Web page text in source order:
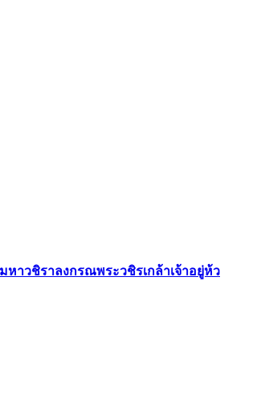
าวชิราลงกรณพระวชิรเกล้าเจ้าอยู่ห้ว